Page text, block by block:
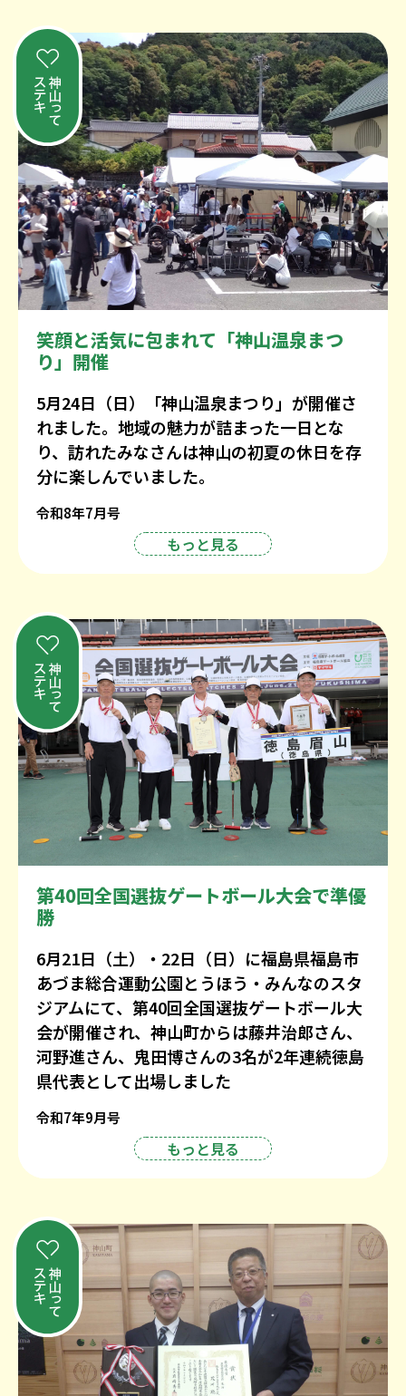
笑顔と活気に包まれて「神山温泉まつ
り」開催
5月24日（日）「神山温泉まつり」が開催さ
れました。地域の魅力が詰まった一日とな
り、訪れたみなさんは神山の初夏の休日を存
分に楽しんでいました。
令和8年7月号
もっと見る
第40回全国選抜ゲートボール大会で準優
勝
6月21日（土）・22日（日）に福島県福島市
あづま総合運動公園とうほう・みんなのスタ
ジアムにて、第40回全国選抜ゲートボール大
会が開催され、神山町からは藤井治郎さん、
河野進さん、鬼田博さんの3名が2年連続徳島
県代表として出場しました
令和7年9月号
もっと見る